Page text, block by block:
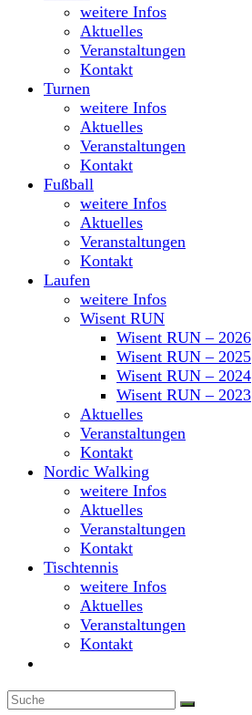
weitere Infos
Aktuelles
Veranstaltungen
Kontakt
Turnen
weitere Infos
Aktuelles
Veranstaltungen
Kontakt
Fußball
weitere Infos
Aktuelles
Veranstaltungen
Kontakt
Laufen
weitere Infos
Wisent RUN
Wisent RUN – 2026
Wisent RUN – 2025
Wisent RUN – 2024
Wisent RUN – 2023
Aktuelles
Veranstaltungen
Kontakt
Nordic Walking
weitere Infos
Aktuelles
Veranstaltungen
Kontakt
Tischtennis
weitere Infos
Aktuelles
Veranstaltungen
Kontakt